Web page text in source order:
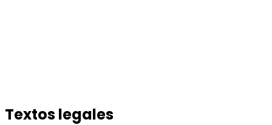
Textos legales